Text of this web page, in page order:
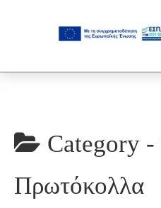
Category -
Πρωτόκολλα